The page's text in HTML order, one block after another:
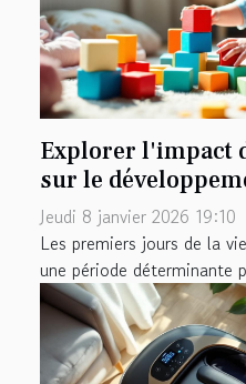
Explorer l'impact
sur le
Jeudi 8 janvier 2026 19:10
Les premiers jours de la
une période déterminante